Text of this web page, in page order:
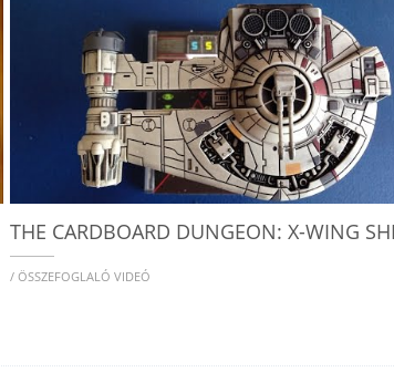
/ ÖSSZEFOGLALÓ VIDEÓ